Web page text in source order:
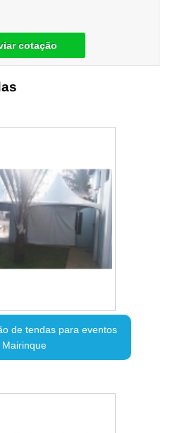
cotação
de tendas para eventos
Mairinque